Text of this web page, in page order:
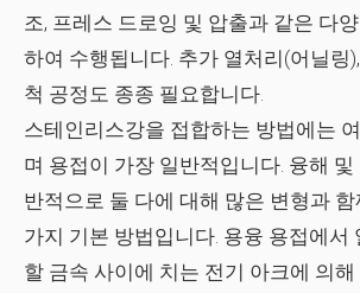
조, 프레스 드로잉 및 압출과 같은 다
하여 수행됩니다. 추가 열처리(어닐링
척 공정도 종종 필요합니다.
스테인리스강을 접합하는 방법에는
며 용접이 가장 일반적입니다. 융해 및
반적으로 둘 다에 대해 많은 변형과
가지 기본 방법입니다. 용융 용접에서
할 금속 사이에 치는 전기 아크에 의해